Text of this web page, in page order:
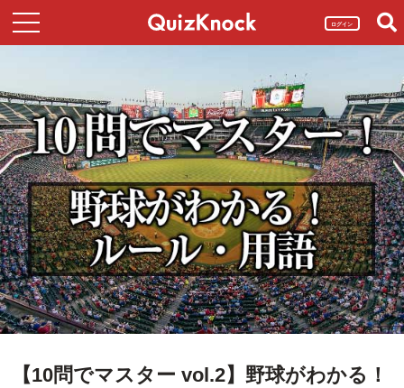
ログイン
【10問でマスター vol.2】野球がわかる！